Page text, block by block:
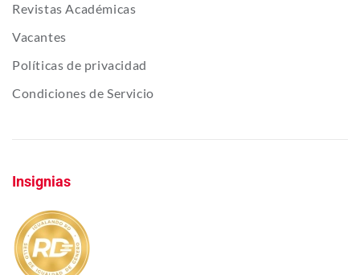
Revistas Académicas
Vacantes
Políticas de privacidad
Condiciones de Servicio
Insignias